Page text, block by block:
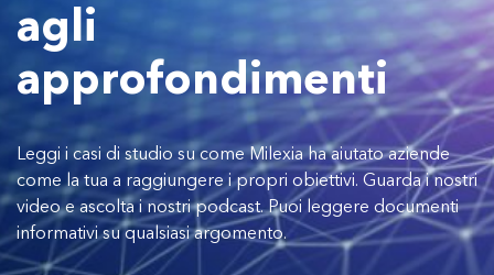
agli
approfondimenti
Leggi i casi di studio su come Milexia ha aiutato aziende
come la tua a raggiungere i propri obiettivi. Guarda i nostri
video e ascolta i nostri podcast. Puoi leggere documenti
informativi su qualsiasi argomento.